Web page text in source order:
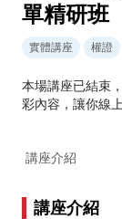
單精研班
實體講座 權證
本場講座已結束
彩內容，讓你線
講座介紹
講座介紹